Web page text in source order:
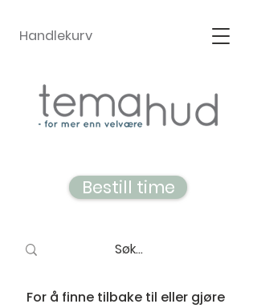
Bestill time
For å finne tilbake til eller gjøre
Handlekurv